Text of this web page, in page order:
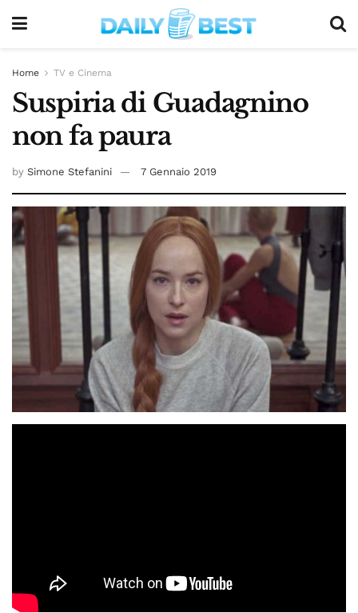
Home TV e Cinema
Suspiria di Guadagnino
non fa paura
by Simone Stefanini 7 Gennaio 2019